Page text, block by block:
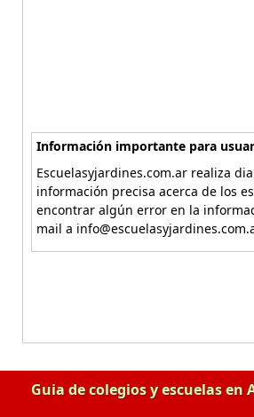
Información importante para
Escuelasyjardines.com.ar realiza
información precisa acerca de los
encontrar algún error en la
mail a
Guia de colegios y escuelas en